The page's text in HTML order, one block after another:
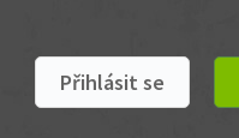
Přihlásit se